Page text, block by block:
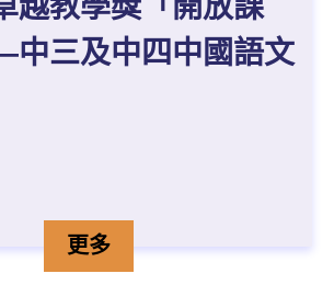
越教學獎「開放課
中三及中四中國語文
行政長官卓越教學獎「開
更多詳情